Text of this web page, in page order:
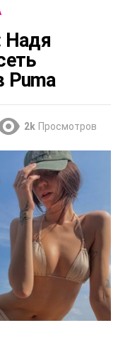
Надя
Puma
2k Просмотров